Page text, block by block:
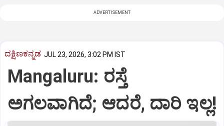
ADVERTISEMENT
ದಕ್ಷಿಣಕನ್ನಡ JUL 23, 2026, 3:02 PM IST
Mangaluru: ರಸ್ತೆ
ಅಗಲವಾಗಿದೆ; ಆದರೆ, ದಾರಿ ಇಲ್ಲ!